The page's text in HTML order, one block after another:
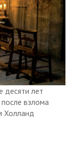
десяти лет
взлома
Холланд